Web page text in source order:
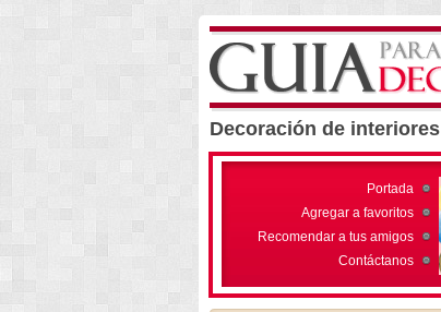
Decoración de interiores
Portada
Agregar a favoritos
Recomendar a tus amigos
Contáctanos